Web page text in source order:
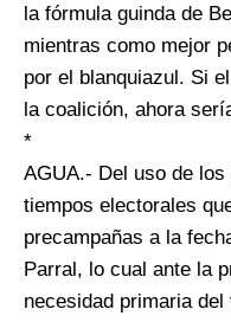
la fórmula guinda de
mientras como mejor
por el blanquiazul. Si
la coalición, ahora
*
AGUA.- Del uso de
tiempos electorales
precampañas a la
Parral, lo cual ante la
necesidad primaria